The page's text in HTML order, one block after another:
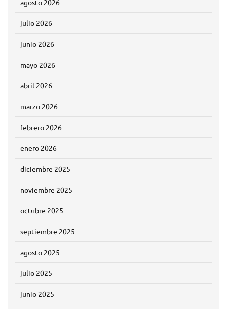
agosto 2026
julio 2026
junio 2026
mayo 2026
abril 2026
marzo 2026
febrero 2026
enero 2026
diciembre 2025
noviembre 2025
octubre 2025
septiembre 2025
agosto 2025
julio 2025
junio 2025